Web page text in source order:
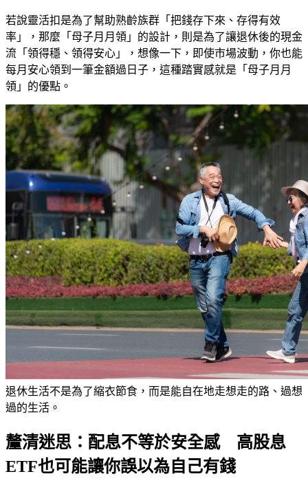
若說靈活扣是為了幫助熟齡族群「把錢存下來、存得有效
率」，那麼「母子月月領」的設計，則是為了讓退休後的現金
流「領得穩、領得安心」，想像一下，即使市場波動，你也能
每月安心領到一筆金額過日子，這種踏實感就是「母子月月
領」的優點。
退休生活不是為了縮衣節食，而是能自在地走想走的路、過想
過的生活。
釐清迷思：配息不等於安全感 高股息
ETF也可能讓你誤以為自己有錢